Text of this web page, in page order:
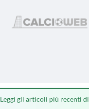
Leggi gli articoli più recenti di